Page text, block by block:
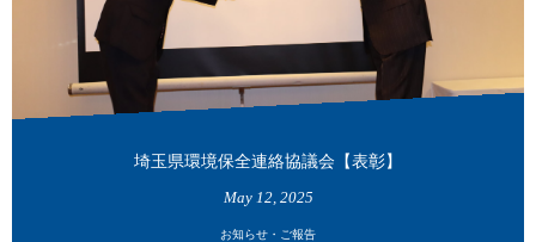
埼玉県環境保全連絡協議会【表彰】
May 12, 2025
お知らせ・ご報告